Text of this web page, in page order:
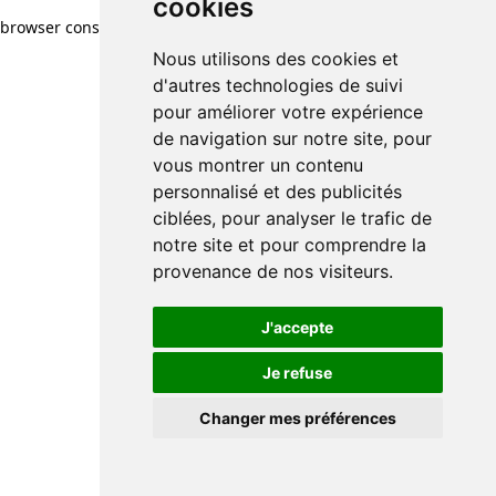
cookies
Nous utilisons des cookies et
d'autres technologies de suivi
pour améliorer votre expérience
de navigation sur notre site, pour
vous montrer un contenu
personnalisé et des publicités
ciblées, pour analyser le trafic de
notre site et pour comprendre la
provenance de nos visiteurs.
J'accepte
Je refuse
Changer mes préférences
browser console for more information)